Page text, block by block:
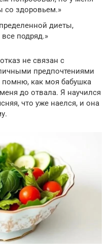
со здоровьем.»
диеты,
подряд.»
не связан с
предпочтениями
как моя бабушка
до отвала. Я научился
что уже наелся, и она